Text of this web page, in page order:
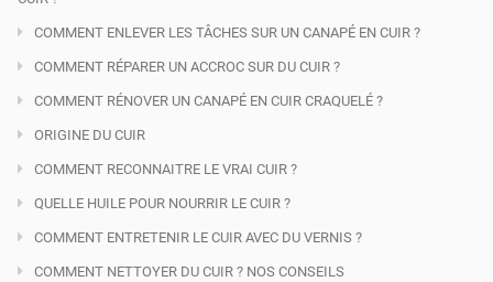
COMMENT ENLEVER LES TÂCHES SUR UN CANAPÉ EN CUIR ?
COMMENT RÉPARER UN ACCROC SUR DU CUIR ?
COMMENT RÉNOVER UN CANAPÉ EN CUIR CRAQUELÉ ?
ORIGINE DU CUIR
COMMENT RECONNAITRE LE VRAI CUIR ?
QUELLE HUILE POUR NOURRIR LE CUIR ?
COMMENT ENTRETENIR LE CUIR AVEC DU VERNIS ?
COMMENT NETTOYER DU CUIR ? NOS CONSEILS